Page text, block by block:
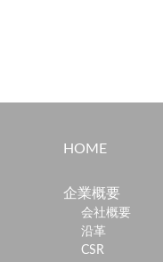
HOME
企業概要
会社概要
沿革
CSR